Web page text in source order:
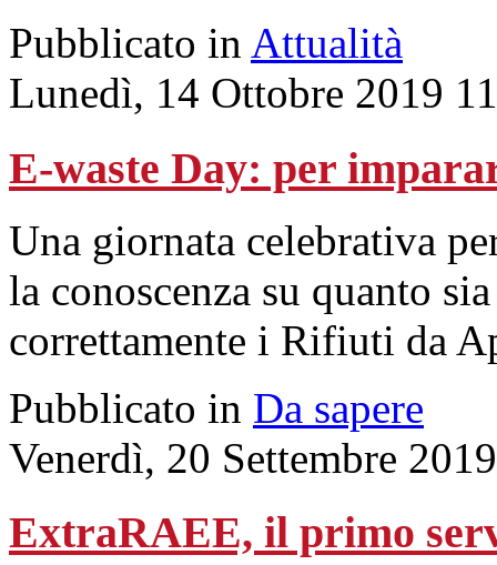
Pubblicato in Attualità
Lunedì, 14 Ottobre 2019
E-waste Day: per
Una giornata celebrativa
la conoscenza su quanto
correttamente i Rifiuti da
Pubblicato in Da sapere
Venerdì, 20 Settembre
ExtraRAEE, il primo